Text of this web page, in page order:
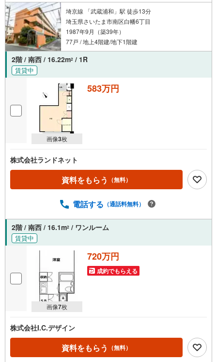
■ネット非公開情報もご紹介事前にご希望の「広さ・価格・エリア」や住み
替えのきっかけをお聞かせいただければ、ネット掲載不可の限定情報や、
新規公開予定の物件資料も併せてご用意いたします。
■安心の資金計画・売却サポート将来の金銭的な不安には、提携ファイナン
シャルプランナー（FP）がライフプランに合わせた資金計画をお答えしま
す。また、購入だけでなく、将来の住み替えやご売却の相談まで長期的に
サポートいたします。
営業時間（9:00～18:00）はお電話が繋がりやすくなっております。人気物
件は早期終了の可能性があるため、お早めにお問い合わせください！
埼京線 「武蔵浦和」駅 徒歩13分
埼玉県さいたま市南区白幡6丁目
1987年9月（築39年）
77戸 / 地上4階建/地下1階建
2階 / 南西 / 16.22m2 / 1R
賃貸中
画像3枚
583万円
株式会社ランドネット
資料をもらう （無料）
電話する （通話料無料）
2階 / 南西 / 16.1m2 / ワンルーム
賃貸中
画像7枚
720万円
成約でもらえる
株式会社I.C.デザイン
資料をもらう （無料）